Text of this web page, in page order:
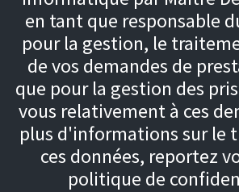
en tant que responsable
pour la gestion, le
de vos demandes de
que pour la gestion des
vous relativement à ces
plus d'informations sur le
ces données, reportez
politique de